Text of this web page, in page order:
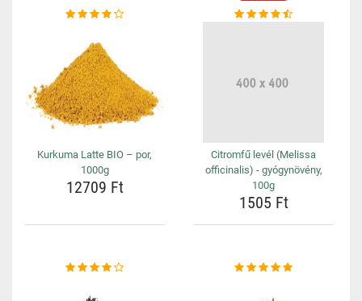
Kurkuma Latte BIO – por,
1000g
12709 Ft
Citromfű levél (Melissa
officinalis) - gyógynövény,
100g
1505 Ft